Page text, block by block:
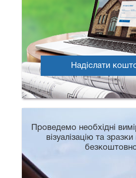
Надіслати
Проведемо необхідні
візуалізацію та зразки